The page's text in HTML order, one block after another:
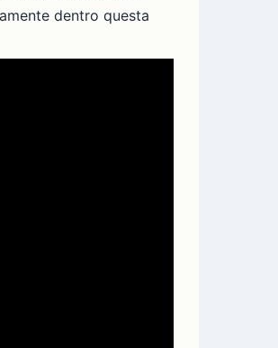
dentro questa